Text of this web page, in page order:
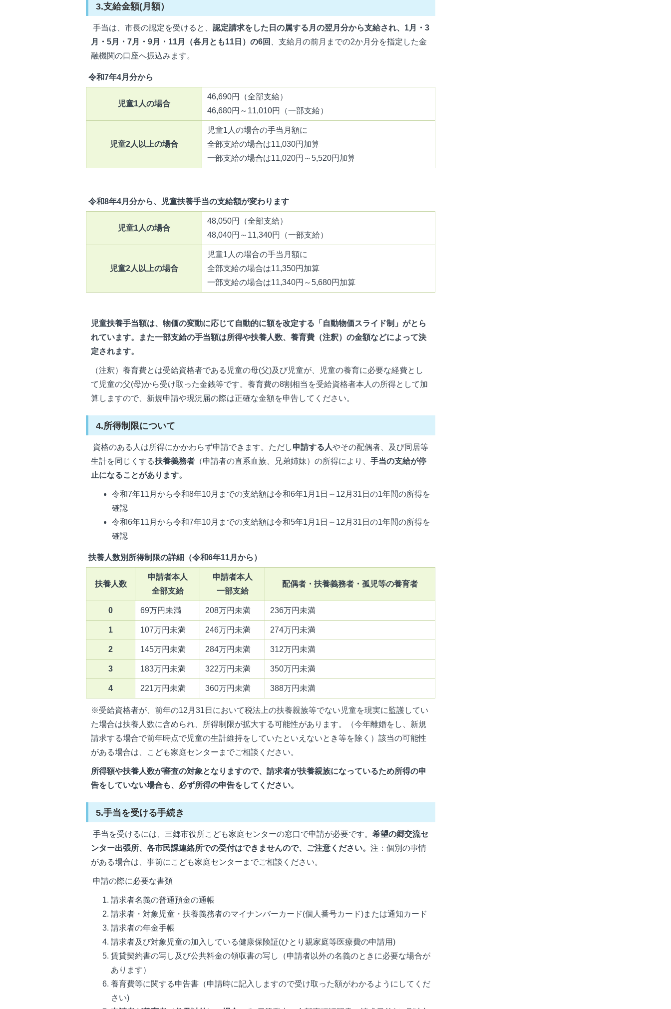
3.支給金額(月額）
手当は、市長の認定を受けると、 認定請求をした日の属する月の翌月分から支給され、1月・3
月・5月・7月・9月・11月（各月とも11日）の6回
、支給月の前月までの2か月分を指定した金
融機関の口座へ振込みます。
令和7年4月分から
児童1人の場合
46,690円（全部支給）
46,680円～11,010円（一部支給）
児童2人以上の場合
児童1人の場合の手当月額に
全部支給の場合は11,030円加算
一部支給の場合は11,020円～5,520円加算
令和8年4月分から、児童扶養手当の支給額が変わります
児童1人の場合
48,050円（全部支給）
48,040円～11,340円（一部支給）
児童2人以上の場合
児童1人の場合の手当月額に
全部支給の場合は11,350円加算
一部支給の場合は11,340円～5,680円加算
児童扶養手当額は、物価の変動に応じて自動的に額を改定する「自動物価スライド制」がとら
れています。また一部支給の手当額は所得や扶養人数、養育費（注釈）の金額などによって決
定されます。
（注釈）養育費とは受給資格者である児童の母(父)及び児童が、児童の養育に必要な経費とし
て児童の父(母)から受け取った金銭等です。養育費の8割相当を受給資格者本人の所得として加
算しますので、新規申請や現況届の際は正確な金額を申告してください。
4.所得制限について
資格のある人は所得にかかわらず申請できます。ただし申請する人やその配偶者、及び同居等
生計を同じくする扶養義務者 （申請者の直系血族、兄弟姉妹）の所得により、 手当の支給が停
止になることがあります。
令和7年11月から令和8年10月までの支給額は令和6年1月1日～12月31日の1年間の所得を
確認
令和6年11月から令和7年10月までの支給額は令和5年1月1日～12月31日の1年間の所得を
確認
扶養人数別所得制限の詳細（令和6年11月から）
扶養人数
申請者本人
全部支給
申請者本人
一部支給
配偶者・扶養義務者・孤児等の養育者
0 69万円未満 208万円未満 236万円未満
1 107万円未満 246万円未満 274万円未満
2 145万円未満 284万円未満 312万円未満
3 183万円未満 322万円未満 350万円未満
4 221万円未満 360万円未満 388万円未満
※受給資格者が、前年の12月31日において税法上の扶養親族等でない児童を現実に監護してい
た場合は扶養人数に含められ、所得制限が拡大する可能性があります。（今年離婚をし、新規
請求する場合で前年時点で児童の生計維持をしていたといえないとき等を除く）該当の可能性
がある場合は、こども家庭センターまでご相談ください。
所得額や扶養人数が審査の対象となりますので、請求者が扶養親族になっているため所得の申
告をしていない場合も、必ず所得の申告をしてください。
5.手当を受ける手続き
手当を受けるには、三郷市役所こども家庭センターの窓口で申請が必要です。 希望の郷交流セ
ンター出張所、各市民課連絡所での受付はできませんので、ご注意ください。 注：個別の事情
がある場合は、事前にこども家庭センターまでご相談ください。
申請の際に必要な書類
請求者名義の普通預金の通帳
請求者・対象児童・扶養義務者のマイナンバーカード(個人番号カード)または通知カード
請求者の年金手帳
請求者及び対象児童の加入している健康保険証(ひとり親家庭等医療費の申請用)
賃貸契約書の写し及び公共料金の領収書の写し（申請者以外の名義のときに必要な場合が
あります）
養育費等に関する申告書（申請時に記入しますので受け取った額がわかるようにしてくだ
さい)